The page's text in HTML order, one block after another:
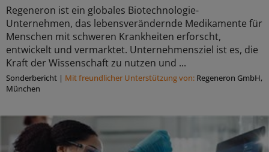
Regeneron ist ein globales Biotechnologie-
Unternehmen, das lebensverändernde Medikamente für
Menschen mit schweren Krankheiten erforscht,
entwickelt und vermarktet. Unternehmensziel ist es, die
Kraft der Wissenschaft zu nutzen und ...
Sonderbericht | Mit freundlicher Unterstützung von: Regeneron GmbH,
München